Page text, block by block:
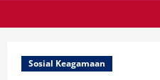
Sosial Keagamaan